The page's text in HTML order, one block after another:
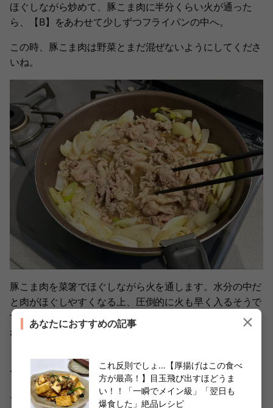
ほぐしながら炒めて、豚こま肉に半分くらい火が通った
ら、【B】をあわせて少しずつフライパンの中へ。
この時、豚こま肉は野菜とまだ混ぜないようにしてくださ
いね。
豚こま肉を菜箸でほぐしながら火を通します。水分の中だ
と肉がほぐしやすくなる上、圧倒的に火も早く入るそうで
す。たくさん作りたい時に知っておくと便利な豆知識です
ね！
また、豚こま肉はいろいろな部位が入っているため、パサ
ついたり、かたくなったりすることも……。
そこで、水分の中でほぐしながら炒めるとジューシーな仕
あなたにおすすめの記事
これ反則でしょ…【厚揚げはこの食べ
方が最高！】目玉飛び出すほどうま
い！！「一瞬でメイン級」「翌日も
爆食した」絶品レシピ